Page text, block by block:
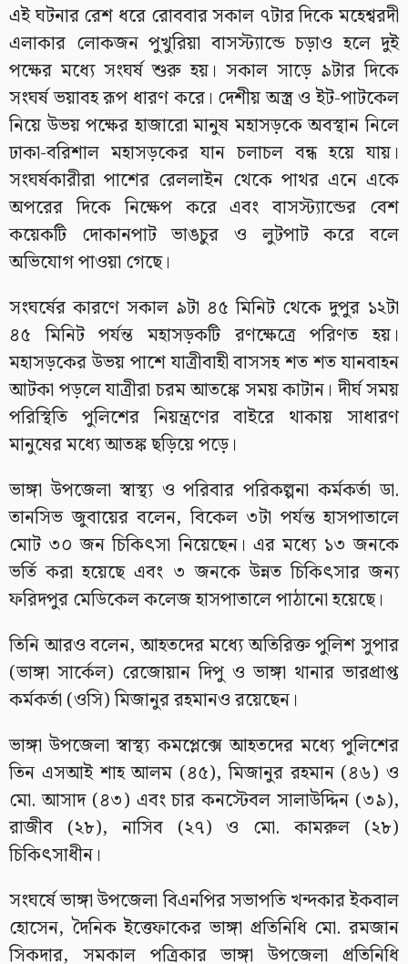
এই ঘটনার রেশ ধরে রোববার সকাল ৭টার দিকে মহেশ্বরদী
এলাকার লোকজন পুখুরিয়া বাসস্ট্যান্ডে চড়াও হলে দুই
পক্ষের মধ্যে সংঘর্ষ শুরু হয়। সকাল সাড়ে ৯টার দিকে
সংঘর্ষ ভয়াবহ রূপ ধারণ করে। দেশীয় অস্ত্র ও ইট-পাটকেল
নিয়ে উভয় পক্ষের হাজারো মানুষ মহাসড়কে অবস্থান নিলে
ঢাকা-বরিশাল মহাসড়কের যান চলাচল বন্ধ হয়ে যায়।
সংঘর্ষকারীরা পাশের রেললাইন থেকে পাথর এনে একে
অপরের দিকে নিক্ষেপ করে এবং বাসস্ট্যান্ডের বেশ
কয়েকটি দোকানপাট ভাঙচুর ও লুটপাট করে বলে
অভিযোগ পাওয়া গেছে।
সংঘর্ষের কারণে সকাল ৯টা ৪৫ মিনিট থেকে দুপুর ১২টা
৪৫ মিনিট পর্যন্ত মহাসড়কটি রণক্ষেত্রে পরিণত হয়।
মহাসড়কের উভয় পাশে যাত্রীবাহী বাসসহ শত শত যানবাহন
আটকা পড়লে যাত্রীরা চরম আতঙ্কে সময় কাটান। দীর্ঘ সময়
পরিস্থিতি পুলিশের নিয়ন্ত্রণের বাইরে থাকায় সাধারণ
মানুষের মধ্যে আতঙ্ক ছড়িয়ে পড়ে।
ভাঙ্গা উপজেলা স্বাস্থ্য ও পরিবার পরিকল্পনা কর্মকর্তা ডা.
তানসিভ জুবায়ের বলেন, বিকেল ৩টা পর্যন্ত হাসপাতালে
মোট ৩০ জন চিকিৎসা নিয়েছেন। এর মধ্যে ১৩ জনকে
ভর্তি করা হয়েছে এবং ৩ জনকে উন্নত চিকিৎসার জন্য
ফরিদপুর মেডিকেল কলেজ হাসপাতালে পাঠানো হয়েছে।
তিনি আরও বলেন, আহতদের মধ্যে অতিরিক্ত পুলিশ সুপার
(ভাঙ্গা সার্কেল) রেজোয়ান দিপু ও ভাঙ্গা থানার ভারপ্রাপ্ত
কর্মকর্তা (ওসি) মিজানুর রহমানও রয়েছেন।
ভাঙ্গা উপজেলা স্বাস্থ্য কমপ্লেক্সে আহতদের মধ্যে পুলিশের
তিন এসআই শাহ আলম (৪৫), মিজানুর রহমান (৪৬) ও
মো. আসাদ (৪৩) এবং চার কনস্টেবল সালাউদ্দিন (৩৯),
রাজীব (২৮), নাসিব (২৭) ও মো. কামরুল (২৮)
চিকিৎসাধীন।
সংঘর্ষে ভাঙ্গা উপজেলা বিএনপির সভাপতি খন্দকার ইকবাল
হোসেন, দৈনিক ইত্তেফাকের ভাঙ্গা প্রতিনিধি মো. রমজান
সিকদার, সমকাল পত্রিকার ভাঙ্গা উপজেলা প্রতিনিধি